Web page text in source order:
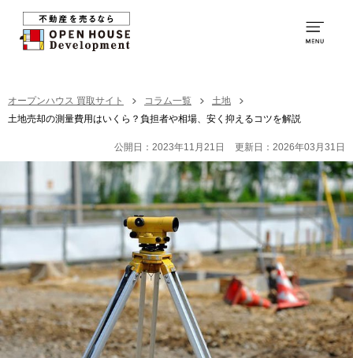
0120-231-053
営業時間：9:00～20:00
買取の特徴
お取引の流れ
社員紹介
買取の事例
オープンハウス 買取サイト コラム一覧
土地
土地売却の測量費用はいくら？負担者や相場、安く抑えるコツを解説
公開日：2023年11月21日 更新日：2026年03月31日